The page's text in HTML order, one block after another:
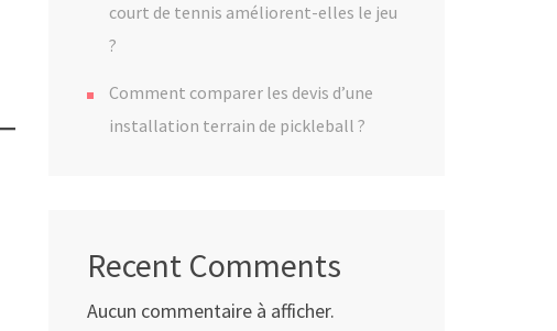
court de tennis améliorent-elles le jeu
?
Comment comparer les devis d’une
installation terrain de pickleball ?
Recent Comments
Aucun commentaire à afficher.